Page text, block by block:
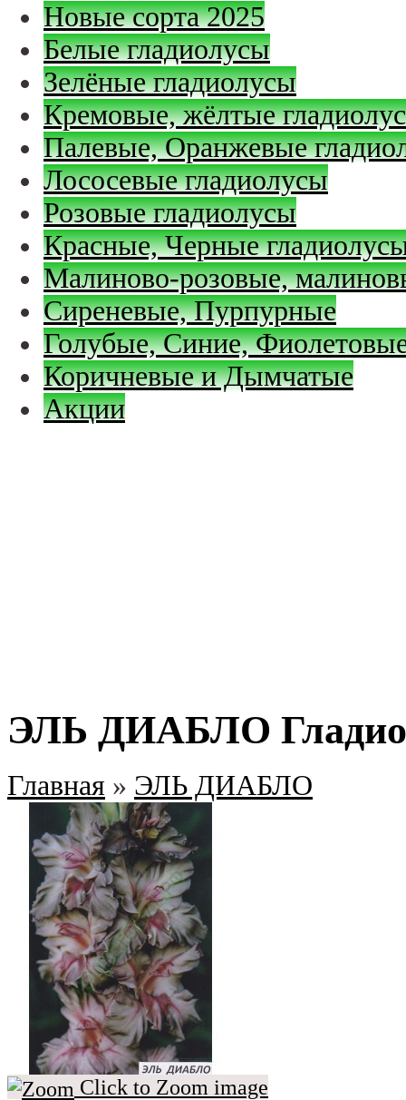
Новые сорта 2025
Белые гладиолусы
Зелёные гладиолусы
Кремовые, жёлтые
Палевые, Оранжевые
Лососевые гладиолусы
Розовые гладиолусы
Красные, Черные
Малиново-розовые,
Сиреневые, Пурпурные
Голубые, Синие,
Коричневые и Дымчатые
Акции
ЭЛЬ ДИАБЛО
Главная » ЭЛЬ ДИАБЛО
Click to Zoom image